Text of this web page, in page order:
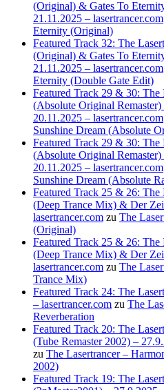
(Original) & Gates To
21.11.2025 – lasertrancer.com
Eternity (Original)
Featured Track 32: The
(Original) & Gates To
21.11.2025 – lasertrancer.com
Eternity (Double Gate Edit)
Featured Track 29 & 30: The
(Absolute Original
20.11.2025 – lasertrancer.com
Sunshine Dream (Absolute
Featured Track 29 & 30: The
(Absolute Original
20.11.2025 – lasertrancer.com
Sunshine Dream (Absolute
Featured Track 25 & 26:
(Deep Trance Mix) & Der
lasertrancer.com zu The
(Original)
Featured Track 25 & 26:
(Deep Trance Mix) & Der
lasertrancer.com zu The
Trance Mix)
Featured Track 24: The
– lasertrancer.com zu The
Reverberation
Featured Track 20: The
(Tube Remaster 2002) –
zu The Lasertrancer –
2002)
Featured Track 19: The